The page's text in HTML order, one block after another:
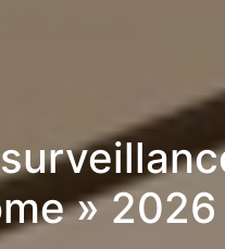
» 2026